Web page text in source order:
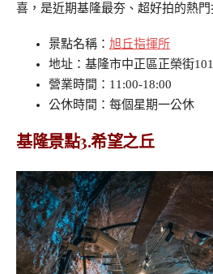
喜，是近期基隆最夯、超好拍的熱門
景點名稱： 旭丘指揮所
地址：基隆市中正區正榮街
營業時間：11:00-18:00
公休時間：每個星期一公休
基隆景點3.希望之丘